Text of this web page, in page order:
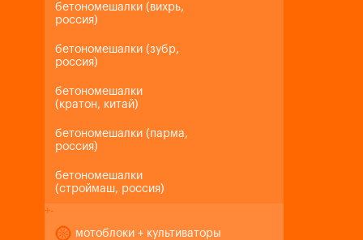
бетономешалки (вихрь,
россия)
бетономешалки (зубр,
россия)
бетономешалки
(кратон, китай)
бетономешалки (парма,
россия)
бетономешалки
(строймаш, россия)
+-
мотоблоки + культиваторы